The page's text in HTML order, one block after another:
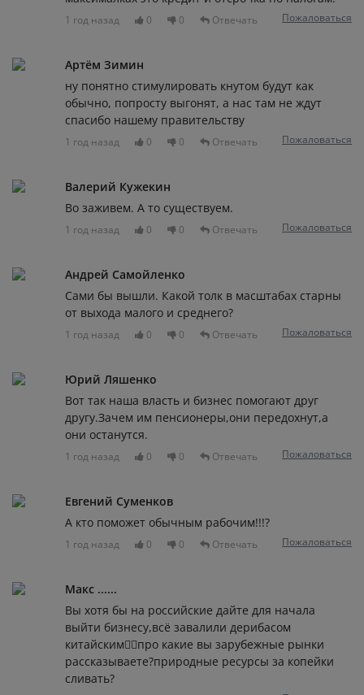
1 год назад 0 0 Отвечать Пожаловаться
Артём Зимин
ну понятно стимулировать кнутом будут как
обычно, попросту выгонят, а нас там не ждут
спасибо нашему правительству
1 год назад 0 0 Отвечать Пожаловаться
Валерий Кужекин
Во заживем. А то существуем.
1 год назад 0 0 Отвечать Пожаловаться
Андрей Самойленко
Сами бы вышли. Какой толк в масштабах старны
от выхода малого и среднего?
1 год назад 0 0 Отвечать Пожаловаться
Юрий Ляшенко
Вот так наша власть и бизнес помогают друг
другу.Зачем им пенсионеры,они передохнут,а
они останутся.
1 год назад 0 0 Отвечать Пожаловаться
Евгений Суменков
А кто поможет обычным рабочим!!!?
1 год назад 0 0 Отвечать Пожаловаться
Макс ......
Вы хотя бы на российские дайте для начала
выйти бизнесу,всё завалили дерибасом
китайским🤦‍♂️про какие вы зарубежные рынки
рассказываете?природные ресурсы за копейки
сливать?